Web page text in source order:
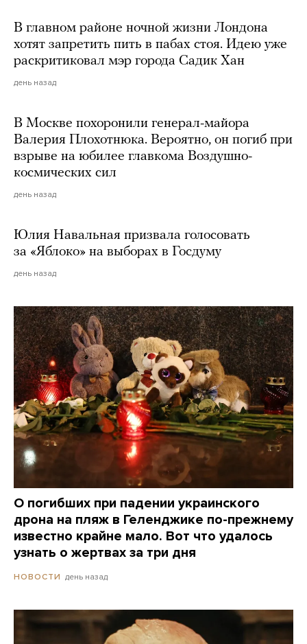
В главном районе ночной жизни Лондона
хотят запретить пить в пабах стоя. Идею уже
раскритиковал мэр города Садик Хан
день назад
В Москве похоронили генерал-майора
Валерия Плохотнюка. Вероятно, он погиб при
взрыве на юбилее главкома Воздушно-
космических сил
день назад
Юлия Навальная призвала голосовать
за «Яблоко» на выборах в Госдуму
день назад
О погибших при падении украинского
дрона на пляж в Геленджике по-прежнему
известно крайне мало. Вот что удалось
узнать о жертвах за три дня
НОВОСТИ день назад